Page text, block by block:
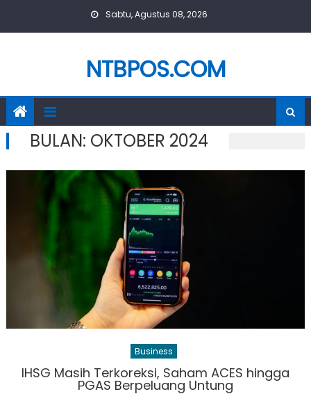
Sabtu, Agustus 08, 2026
NTBPOS.COM
BULAN: OKTOBER 2024
Business
IHSG Masih Terkoreksi, Saham ACES hingga
PGAS Berpeluang Untung